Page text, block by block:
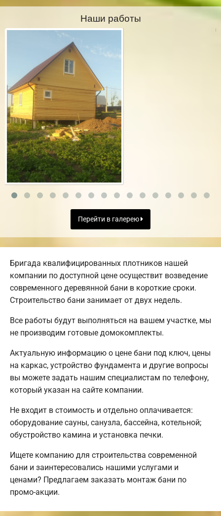
Наши работы
Перейти в галерею
Бригада квалифицированных плотников нашей
компании по доступной цене осуществит возведение
современного деревянной бани в короткие сроки.
Строительство бани занимает от двух недель.
Все работы будут выполняться на вашем участке, мы
не производим готовые домокомплекты.
Актуальную информацию о цене бани под ключ, цены
на каркас, устройство фундамента и другие вопросы
вы можете задать нашим специалистам по телефону,
который указан на сайте компании.
Не входит в стоимость и отдельно оплачивается:
оборудование сауны, санузла, бассейна, котельной;
обустройство камина и установка печки.
Ищете компанию для строительства современной
бани и заинтересовались нашими услугами и
ценами? Предлагаем заказать монтаж бани по
промо-акции.